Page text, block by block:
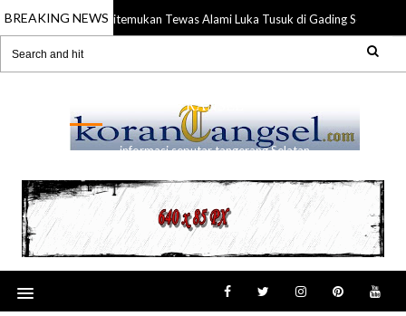
BREAKING NEWS
Anggota TNI Ditemukan Tewas Alami Luka Tusuk di Gading Serpong
RANSEL
informasi seputar tangerang Selatan